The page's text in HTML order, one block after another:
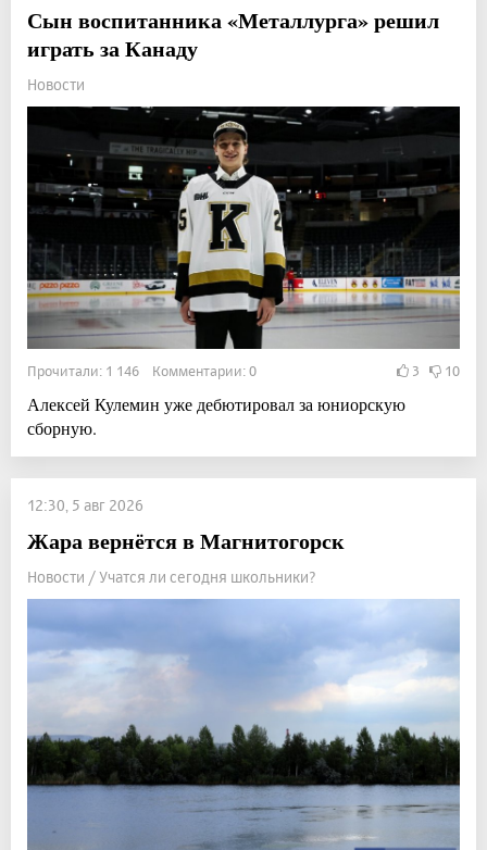
Сын воспитанника «Металлурга» решил
играть за Канаду
Новости
Прочитали: 1 146 Комментарии: 0 3 10
Алексей Кулемин уже дебютировал за юниорскую
сборную.
12:30, 5 авг 2026
Жара вернётся в Магнитогорск
Новости / Учатся ли сегодня школьники?